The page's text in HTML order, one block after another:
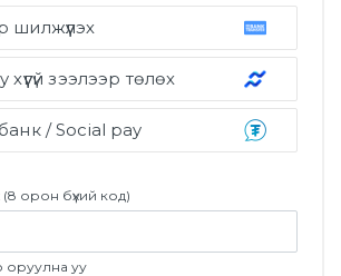
шилжүүлэх
үнийн дүнг банканд очиж дансаар
онлайн банк ашиглан төлбөрийг хийнэ.
зээлээр төлөх
мэдээлэлд оруулсан утасны дугаар нь
зээлийн эрх нээгдсэн дугаар байх ёстой
товч дээр дарж төлбөрийг өөрийн утсан
төлбөрийг 4 хуваан төлж захиалгыг
/ Social pay
систем нь унших бөгөөд онлайн төлбөр
орон бүхий код)
оруулна уу